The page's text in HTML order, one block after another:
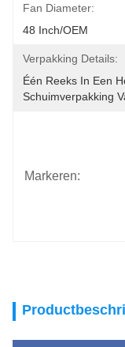
Fan Diameter:
48 Inch/OEM
Verpakking Details:
Één Reeks In Een
Schuimverpakking
Markeren: